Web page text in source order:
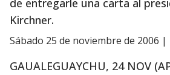
de entregarle una carta al
Kirchner.
sábado 25 de noviembre de 2006 |
GAUALEGUAYCHU, 24 NOV